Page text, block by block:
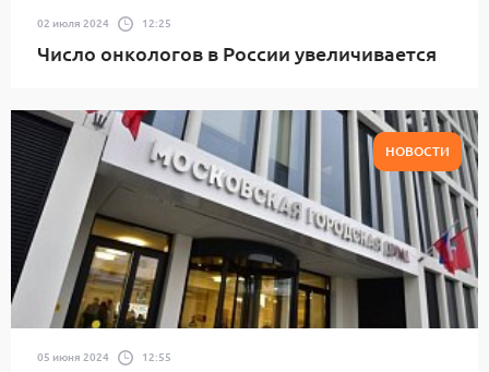
02 июля 2024 12:25
Число онкологов в России увеличивается
НОВОСТИ
05 июня 2024 12:55